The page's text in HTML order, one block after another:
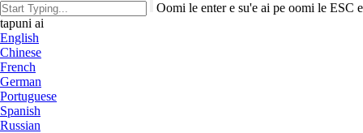
Oomi le enter e su'e ai pe oomi le ESC e
tapuni ai
English
Chinese
French
German
Portuguese
Spanish
Russian